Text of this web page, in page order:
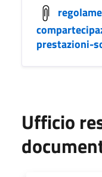
prestazioni-
Ufficio